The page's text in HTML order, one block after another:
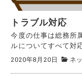
トラブル対応
今度の仕事は総務所
ルについてすべて対
2020年8月20日 ネ